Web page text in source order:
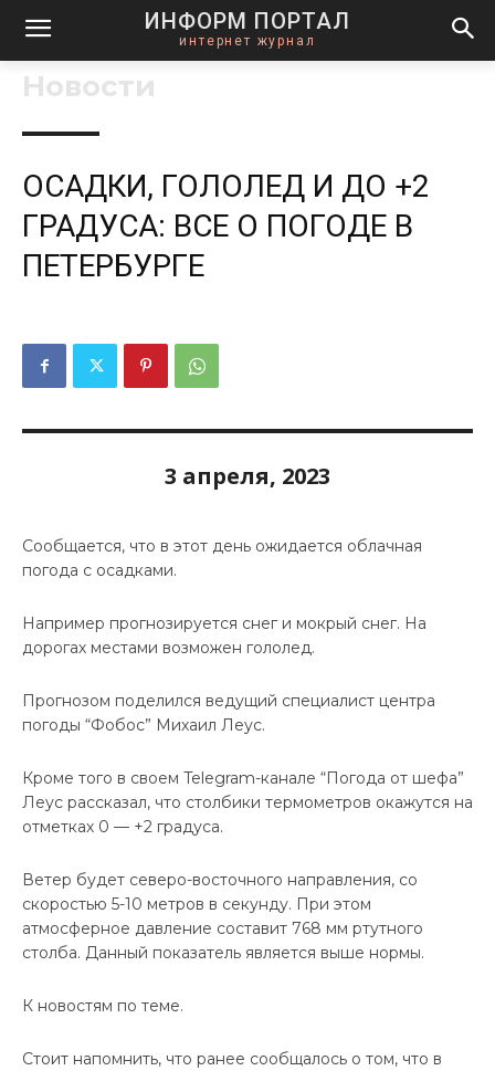
ИНФОРМ ПОРТАЛ
интернет журнал
Новости
ОСАДКИ, ГОЛОЛЕД И ДО +2
ГРАДУСА: ВСЕ О ПОГОДЕ В
ПЕТЕРБУРГЕ
3 апреля, 2023
Сообщается, что в этот день ожидается облачная
погода с осадками.
Например прогнозируется снег и мокрый снег. На
дорогах местами возможен гололед.
Прогнозом поделился ведущий специалист центра
погоды “Фобос” Михаил Леус.
Кроме того в своем Telegram-канале “Погода от шефа”
Леус рассказал, что столбики термометров окажутся на
отметках 0 — +2 градуса.
Ветер будет северо-восточного направления, со
скоростью 5-10 метров в секунду. При этом
атмосферное давление составит 768 мм ртутного
столба. Данный показатель является выше нормы.
К новостям по теме.
Стоит напомнить, что ранее сообщалось о том, что в